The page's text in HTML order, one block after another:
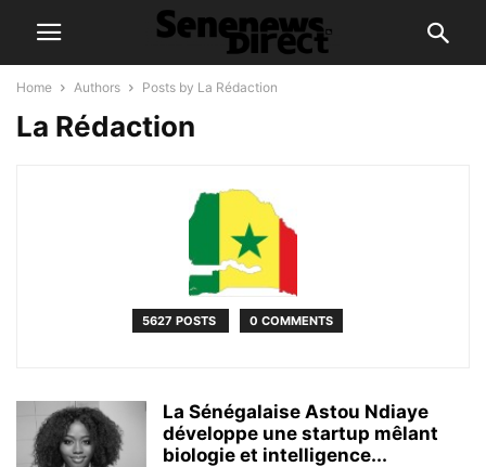
Home Authors Posts by La Rédaction
La Rédaction
5627 POSTS 0 COMMENTS
La Sénégalaise Astou Ndiaye
développe une startup mêlant
biologie et intelligence...